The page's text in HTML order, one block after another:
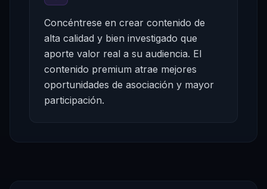
Concéntrese en crear contenido de
alta calidad y bien investigado que
aporte valor real a su audiencia. El
contenido premium atrae mejores
oportunidades de asociación y mayor
participación.